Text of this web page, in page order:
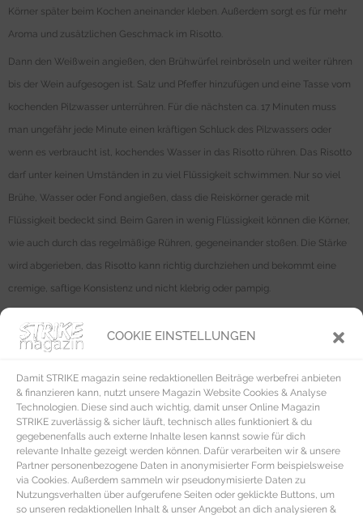
COOKIE EINSTELLUNGEN
Damit STRIKE magazin seine redaktionellen Beiträge werbefrei anbieten
& finanzieren kann, nutzt unsere Magazin Website Cookies & Analyse
Technologien. Diese sind auch wichtig, damit unser Online Magazin
STRIKE zuverlässig & sicher läuft, technisch alles funktioniert & du
gegebenenfalls auch externe Inhalte lesen kannst sowie für dich
relevante Inhalte gezeigt werden können. Dafür verarbeiten wir & unsere
Partner personenbezogene Daten in anonymisierter Form beispielsweise
via Cookies. Außerdem sammeln wir pseudonymisierte Daten zu
Nutzungsverhalten über aufgerufene Seiten oder geklickte Buttons, um
so unseren redaktionellen Inhalt & unser Angebot an dich analysieren &
Körner später beim Kochen aneinander kleben. Außerdem sorgt es für mehr
Aroma und zusätzlichen Geschmack im Risotto.
Dann den Weißwein angießen, den Brühwürfel reinbröseln und weiter rühren
bis der Wein aufgesogen ist. Salz und Pfeffer hinzufügen und eine Tasse vom
kochenden Pilzwasser unterrühren. Für die nächsten ca. 17 Minuten muss
man ungefähr jede Minute einen kräftigen Schluck des Pilzwassers oder
wenn es verbraucht ist, kochendes Wasser in das Risotto rühren. Das Risotto
darf unter keinen Umständen in zu viel Flüssigkeit schwimmen. Nur so viel
Brühe, Wasser oder Fond angießen, dass die Reiskörner gerade mit
Flüssigkeit bedeckt sind. Beim Garen in wenig Flüssigkeit können die Körner,
wie auch durch das regelmäßige Rühren, gegeneinander stoßen. Die Stärke
wird abgerieben, das Risotto kann richtig durchziehen und bekommt eine
cremige, saftige Konsistenz und nicht klebrig oder pampig.
untergemischt, wodurch es runterkühlt und klebrig werden kann. Nicht
Option, denn dann wird der Reis wohl anbrennen und pappig. Einfach leicht
den Reis in Bewegung halten.
Von ein bis zwei Thymianzweigen die Blätter entfernen und mit in das Risotto
rühren, sowie ein wenig geriebene Muskatnuss hinzufügen.
Das Risotto sollte mittlerweile dickflüssig und cremig sein. Vom Parmesan für
die Deko einige große Hobel abhobeln oder schneiden und bei Seite legen